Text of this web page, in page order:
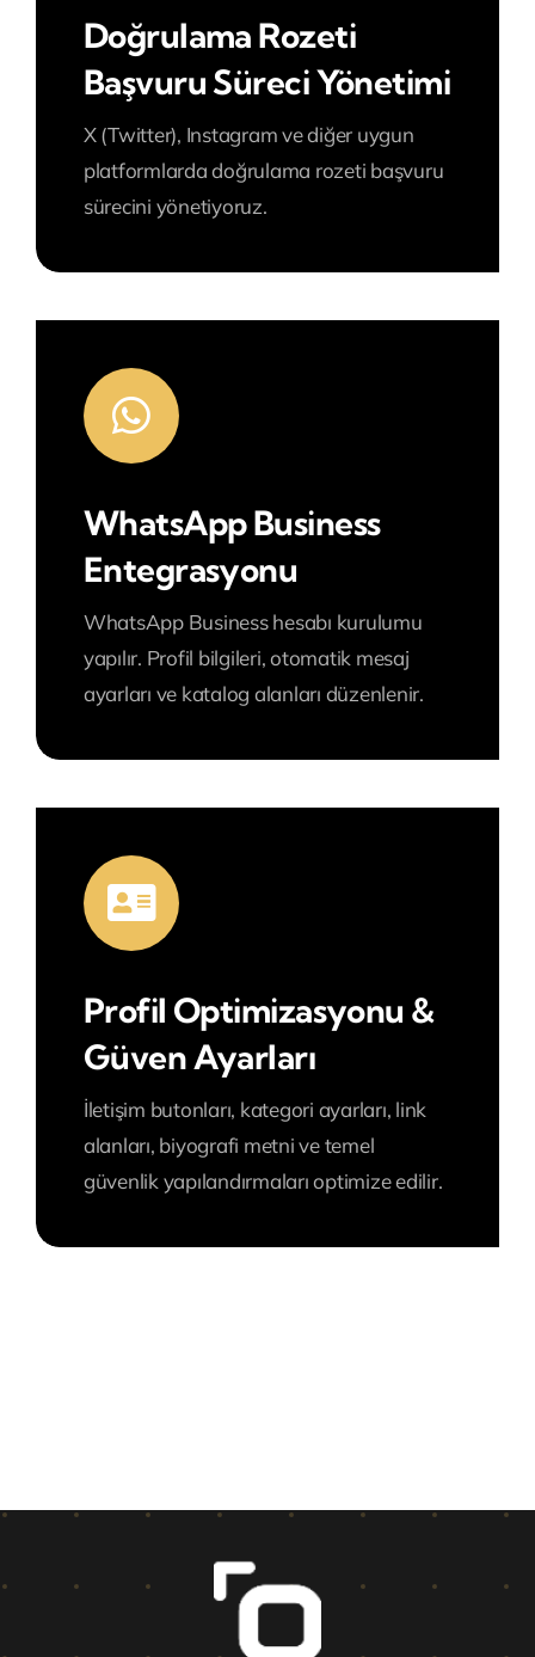
Doğrulama Rozeti
Başvuru Süreci Yönetimi
X (Twitter), Instagram ve diğer uygun
platformlarda doğrulama rozeti başvuru
sürecini yönetiyoruz.
WhatsApp Business
Entegrasyonu
WhatsApp Business hesabı kurulumu
yapılır. Profil bilgileri, otomatik mesaj
ayarları ve katalog alanları düzenlenir.
Profil Optimizasyonu &
Güven Ayarları
İletişim butonları, kategori ayarları, link
alanları, biyografi metni ve temel
güvenlik yapılandırmaları optimize edilir.